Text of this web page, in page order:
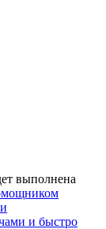
выполнена
и быстро